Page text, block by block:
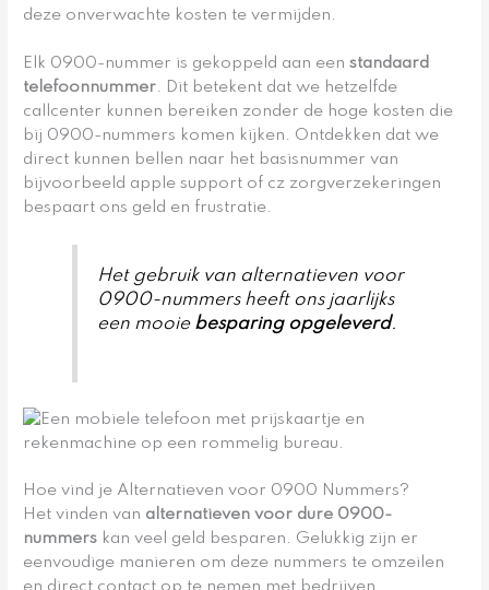
deze onverwachte kosten te vermijden.
Elk 0900-nummer is gekoppeld aan eenstandaard
telefoonnummer. Dit betekent dat we hetzelfde
callcenter kunnen bereiken zonder de hoge kosten die
bij 0900-nummers komen kijken. Ontdekken dat we
direct kunnen bellen naar het basisnummer van
bijvoorbeeld apple support of cz zorgverzekeringen
bespaart ons geld en frustratie.
Het gebruik van alternatieven voor
0900-nummers heeft ons jaarlijks
een mooie besparing opgeleverd.
Hoe vind je Alternatieven voor 0900 Nummers?
Het vinden van alternatieven voor dure 0900-
nummers kan veel geld besparen. Gelukkig zijn er
eenvoudige manieren om deze nummers te omzeilen